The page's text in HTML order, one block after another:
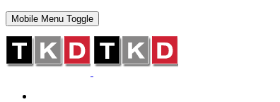
Mobile Menu Toggle